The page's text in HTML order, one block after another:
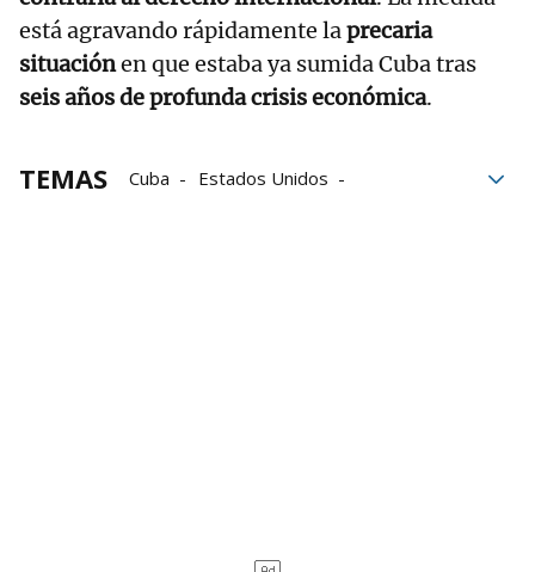
está agravando rápidamente laprecaria
situaciónen que estaba ya sumida Cuba tras
seis años de profunda crisis económica.
TEMAS Cuba
Estados Unidos